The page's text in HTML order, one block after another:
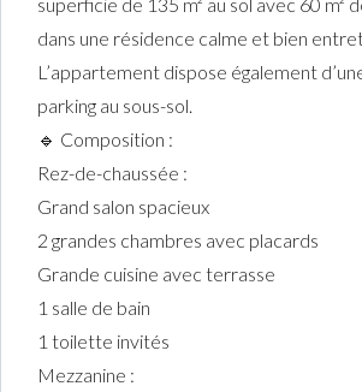
dans une résidence calme et bien
L’appartement dispose également
parking au sous-sol.
🔹 Composition :
Rez-de-chaussée :
Grand salon spacieux
2 grandes chambres avec placards
Grande cuisine avec terrasse
1 salle de bain
1 toilette invités
Mezzanine :